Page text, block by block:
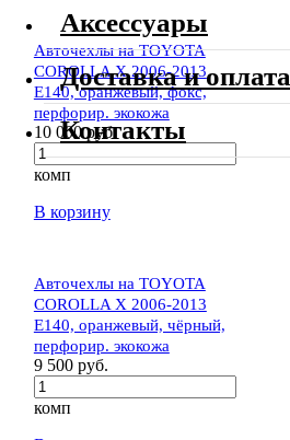
Авточехлы на TOYOTA
COROLLA X 2006-2013
E140, оранжевый, фокс,
перфорир. экокожа
10 000 руб.
комп
В корзину
Авточехлы на TOYOTA
COROLLA X 2006-2013
E140, оранжевый, чёрный,
перфорир. экокожа
9 500 руб.
комп
Аксессуары
Доставка и оплата
Контакты